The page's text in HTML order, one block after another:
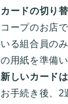
カードの切り
コープのお店
いる組合員の
の用紙を準備
新しいカード
お手続き後、2